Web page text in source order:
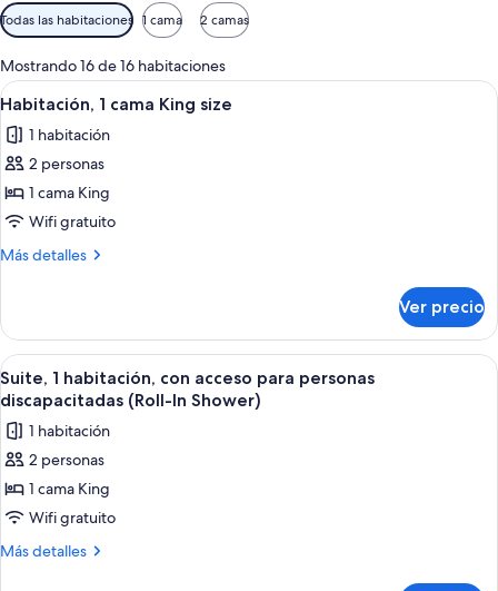
Filtros
disponibles
para
las
habitaciones
Todas las habitaciones 1 cama 2 camas
Mostrando 16 de 16 habitaciones
Abrir
todas
las
fotos
de
Habitación,
1
size
Habitación de hotel con una cama
4
Habitación, 1 cama King size
1 habitación
2 personas
1 cama King
Wifi gratuito
Más detalles
Más
1
cama
King
size
Ver precio
Abrir
todas
las
fotos
de
Suite,
1
habitación,
Una habitación de hotel moderna
5
Suite, 1 habitación, con acceso para personas
discapacitadas (Roll-In Shower)
1 habitación
2 personas
1 cama King
Wifi gratuito
Más detalles
Más